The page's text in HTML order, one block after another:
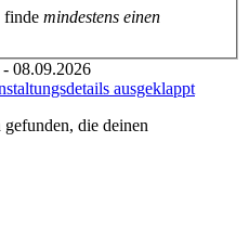
finde mindestens einen
08.09.2026
ausgeklappt
die deinen